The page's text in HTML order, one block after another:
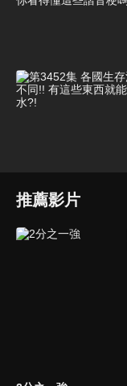
推薦影片